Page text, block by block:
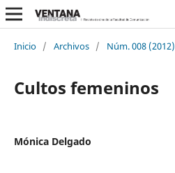
Inicio / Archivos / Núm. 008 (2012)
Cultos femeninos
Mónica Delgado